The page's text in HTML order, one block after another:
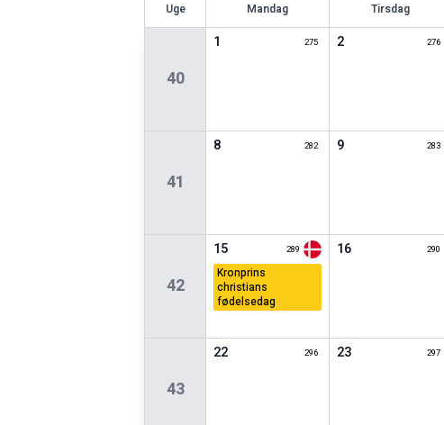
Uge Mandag Tirsdag
40
1 275 2 276
41
8 282 9 283
42
15 289
kronprins
christians
fødelsedag
16 290
43
22 296 23 297